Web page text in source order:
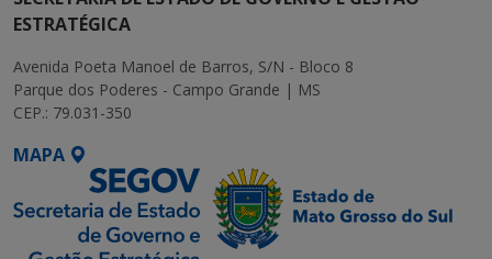
ESTRATÉGICA
Avenida Poeta Manoel de Barros, S/N - Bloco 8
Parque dos Poderes - Campo Grande | MS
CEP.: 79.031-350
MAPA